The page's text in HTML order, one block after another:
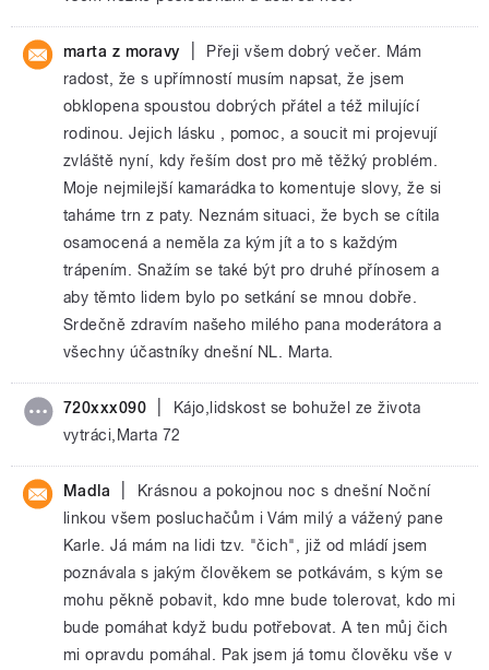
marta z moravy
Přeji všem dobrý večer. Mám
radost, že s upřímností musím napsat, že jsem
obklopena spoustou dobrých přátel a též milující
rodinou. Jejich lásku , pomoc, a soucit mi projevují
zvláště nyní, kdy řeším dost pro mě těžký problém.
Moje nejmilejší kamarádka to komentuje slovy, že si
taháme trn z paty. Neznám situaci, že bych se cítila
osamocená a neměla za kým jít a to s každým
trápením. Snažím se také být pro druhé přínosem a
aby těmto lidem bylo po setkání se mnou dobře.
Srdečně zdravím našeho milého pana moderátora a
všechny účastníky dnešní NL. Marta.
720xxx090
Kájo,lidskost se bohužel ze života
vytráci,Marta 72
Madla
Krásnou a pokojnou noc s dnešní Noční
linkou všem posluchačům i Vám milý a vážený pane
Karle. Já mám na lidi tzv. "čich", již od mládí jsem
poznávala s jakým člověkem se potkávám, s kým se
mohu pěkně pobavit, kdo mne bude tolerovat, kdo mi
bude pomáhat když budu potřebovat. A ten můj čich
mi opravdu pomáhal. Pak jsem já tomu člověku vše v